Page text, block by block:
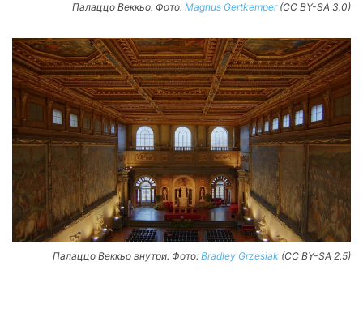
Палаццо Веккьо. Фото: Magnus Gertkemper(CC BY-SA 3.0)
Палаццо Веккьо внутри. Фото: Bradley Grzesiak (CC BY-SA 2.5)